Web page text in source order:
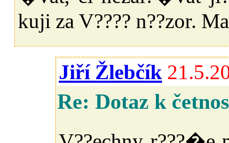
kuji za V???? n??zor.
Jiří Žlebčík
Re: Dotaz k